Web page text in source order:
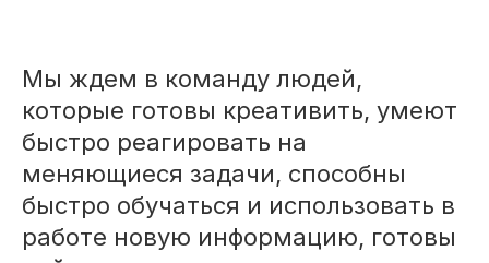
Мы ждем в команду людей,
которые готовы креативить, умеют
быстро реагировать на
меняющиеся задачи, способны
быстро обучаться и использовать в
работе новую информацию, готовы